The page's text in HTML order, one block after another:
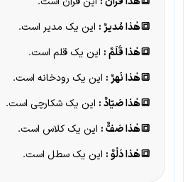
🔳هٰذا مُدیرٌ : این یک مدیر است.
🔳هٰذا قَلَمٌ : این یک قلم است.
🔳هٰذا نَهرٌ : این یک رودخانه است.
🔳هٰذا صَیّادٌ : این یک شکارچی است.
🔳هٰذا صَفٌّ : این یک کلاس است.
🔳هٰذا دَلْوٌ : این یک سطل است.